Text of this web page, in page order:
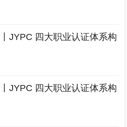
JYPC 四大职业认证体系构
JYPC 四大职业认证体系构